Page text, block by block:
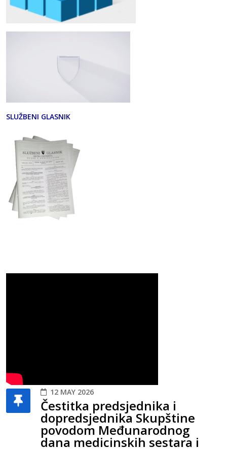
SLUŽBENI GLASNIK
12 MAY 2026
Čestitka predsjednika i
dopredsjednika Skupštine
povodom Međunarodnog
dana medicinskih sestara i